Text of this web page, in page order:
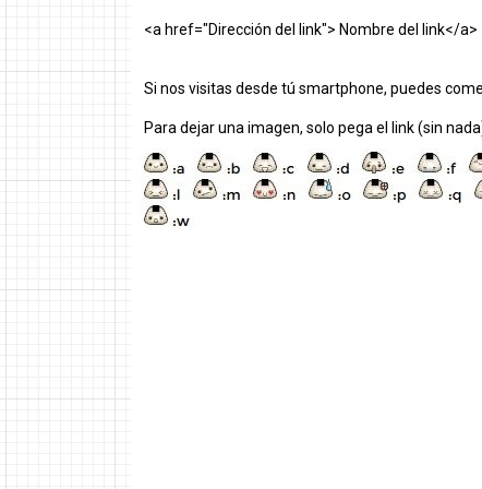
<a href="Dirección del link"> Nombre del link</a>
Si nos visitas desde tú smartphone, puedes
Para dejar una imagen, solo pega el link (sin